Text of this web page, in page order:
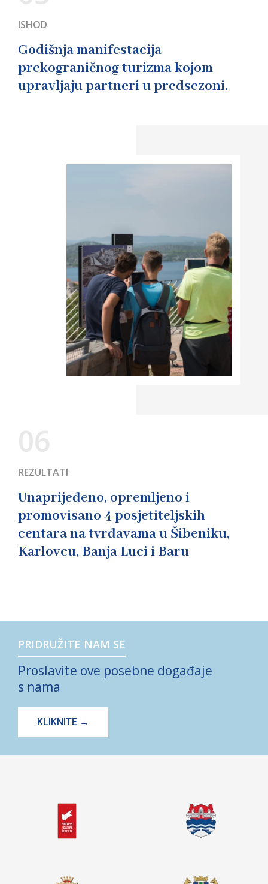
ISHOD
Godišnja manifestacija
prekograničnog turizma kojom
upravljaju partneri u predsezoni.
REZULTATI
Unaprijeđeno, opremljeno i
promovisano 4 posjetiteljskih
centara na tvrđavama u Šibeniku,
Karlovcu, Banja Luci i Baru
PRIDRUŽITE NAM SE
Proslavite ove posebne događaje
s nama
KLIKNITE →